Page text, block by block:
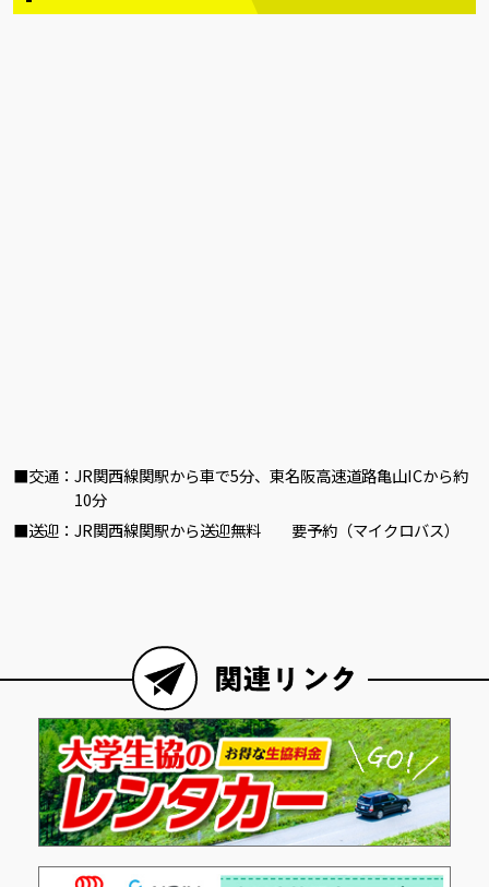
交通
JR関西線関駅から車で5分、東名阪高速道路亀山ICから約
10分
送迎
JR関西線関駅から送迎無料 要予約（マイクロバス）